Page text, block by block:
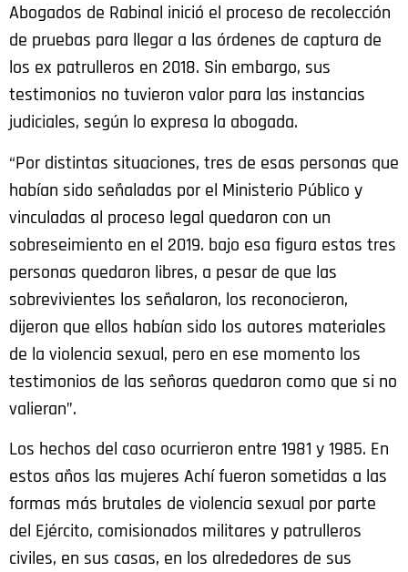
Abogados de Rabinal inició el proceso de recolección
de pruebas para llegar a las órdenes de captura de
los ex patrulleros en 2018. Sin embargo, sus
testimonios no tuvieron valor para las instancias
judiciales, según lo expresa la abogada.
“Por distintas situaciones, tres de esas personas que
habían sido señaladas por el Ministerio Público y
vinculadas al proceso legal quedaron con un
sobreseimiento en el 2019. bajo esa figura estas tres
personas quedaron libres, a pesar de que las
sobrevivientes los señalaron, los reconocieron,
dijeron que ellos habían sido los autores materiales
de la violencia sexual, pero en ese momento los
testimonios de las señoras quedaron como que si no
valieran”.
Los hechos del caso ocurrieron entre 1981 y 1985. En
estos años las mujeres Achí fueron sometidas a las
formas más brutales de violencia sexual por parte
del Ejército, comisionados militares y patrulleros
civiles, en sus casas, en los alrededores de sus